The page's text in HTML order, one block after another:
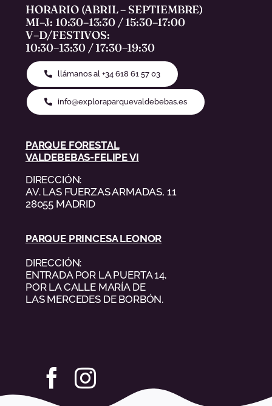
HORARIO (ABRIL – SEPTIEMBRE)
MI–J: 10:30–13:30 / 15:30–17:00
V–D/FESTIVOS:
10:30–13:30 / 17:30–19:30
llámanos al +34 618 61 57 03
info@exploraparquevaldebebas.es
PARQUE FORESTAL
VALDEBEBAS-FELIPE VI
DIRECCIÓN:
AV. LAS FUERZAS ARMADAS, 11
28055 MADRID
PARQUE PRINCESA LEONOR
DIRECCIÓN:
ENTRADA POR LA PUERTA 14,
POR LA CALLE MARÍA DE
LAS MERCEDES DE BORBÓN.